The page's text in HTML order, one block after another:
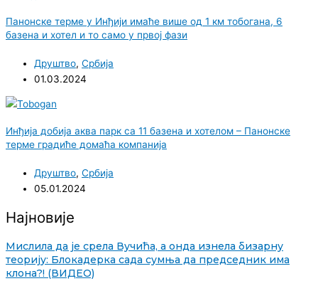
Панонске терме у Инђији имаће више од 1 км тобогана, 6
базена и хотел и то само у првој фази
Друштво, Србија
01.03.2024
Инђија добија аква парк са 11 базена и хотелом – Панонске
терме градиће домаћа компанија
Друштво, Србија
05.01.2024
Најновије
Мислила да је срела Вучића, а онда изнела бизарну
теорију: Блокадерка сада сумња да председник има
клона?! (ВИДЕО)